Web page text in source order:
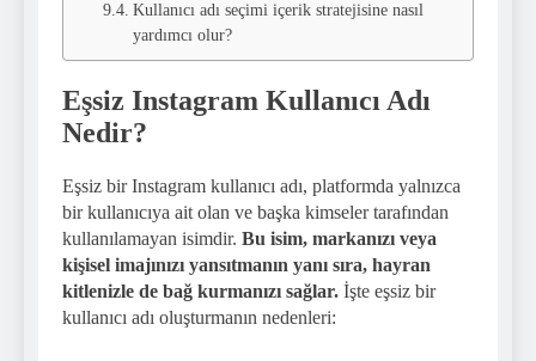
Kullanıcı adı seçimi içerik stratejisine nasıl
yardımcı olur?
Eşsiz Instagram Kullanıcı Adı
Nedir?
Eşsiz bir Instagram kullanıcı adı, platformda yalnızca
bir kullanıcıya ait olan ve başka kimseler tarafından
kullanılamayan isimdir. Bu isim, markanızı veya
kişisel imajınızı yansıtmanın yanı sıra, hayran
kitlenizle de bağ kurmanızı sağlar. İşte eşsiz bir
kullanıcı adı oluşturmanın nedenleri: